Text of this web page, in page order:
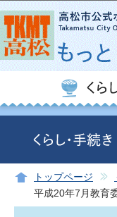
トップページ
平成20年7月教育